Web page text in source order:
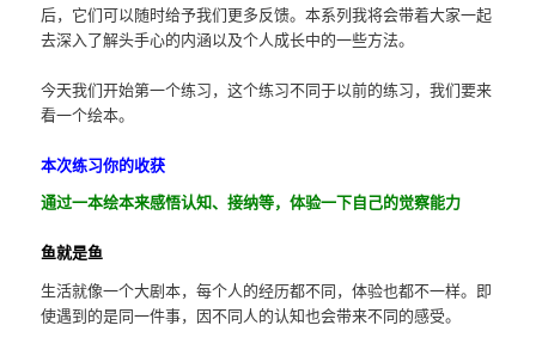
后，它们可以随时给予我们更多反馈。本系列我将会带着大家一起
去深入了解头手心的内涵以及个人成长中的一些方法。
今天我们开始第一个练习，这个练习不同于以前的练习，我们要来
看一个绘本。
本次练习你的收获
通过一本绘本来感悟认知、接纳等，体验一下自己的觉察能力
鱼就是鱼
生活就像一个大剧本，每个人的经历都不同，体验也都不一样。即
使遇到的是同一件事，因不同人的认知也会带来不同的感受。